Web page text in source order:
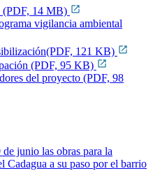
(PDF, 14 MB)
vigilancia ambiental
121 KB)
(PDF, 95 KB)
del proyecto (PDF, 98
junio las obras para la
Cadagua a su paso por el barrio